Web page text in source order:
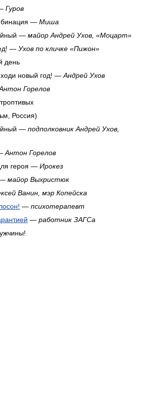
Гуров
— Миша
— майор Андрей Ухов, «Моцарт»
— Ухов по кличке «Пижон»
день
новый год! —Андрей Ухов
Горелов
Россия)
— подполковник Андрей Ухов,
Антон Горелов
героя — Ирокез
майор Выхристюк
Ванин, мэр Копейска
— психотерапевт
— работник ЗАГСа